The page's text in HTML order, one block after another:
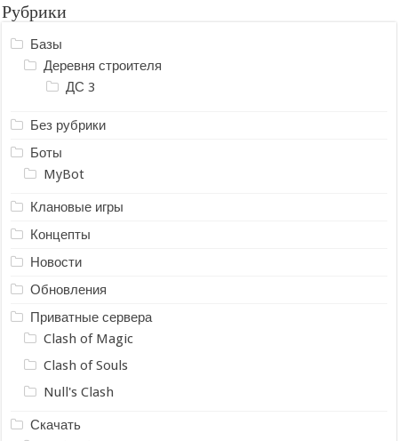
Рубрики
Базы
Деревня строителя
ДС 3
Без рубрики
Боты
MyBot
Клановые игры
Концепты
Новости
Обновления
Приватные сервера
Clash of Magic
Clash of Souls
Null's Clash
Скачать